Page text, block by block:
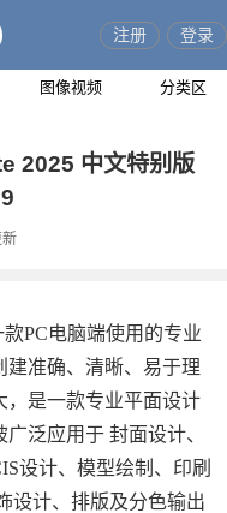
图像视频 分类区
注册 登录
2025 中文特别版
新
款PC电脑端使用的专业
准确、清晰、易于理
，是一款专业平面设计
泛应用于 封面设计、
设计、模型绘制、印刷
设计、排版及分色输出